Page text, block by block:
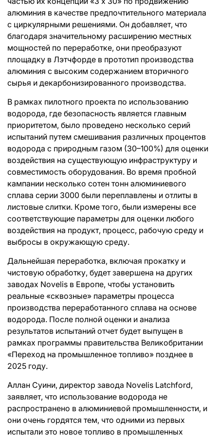
алюминия в качестве предпочтительного материала
с циркулярными решениями. Он добавляет, что
благодаря значительному расширению местных
мощностей по переработке, они преобразуют
площадку в Лэтчфорде в прототип производства
алюминия с высоким содержанием вторичного
сырья и декарбонизированного производства.
В рамках пилотного проекта по использованию
водорода, где безопасность является главным
приоритетом, было проведено несколько серий
испытаний путем смешивания различных процентов
водорода с природным газом (30–100%) для оценки
воздействия на существующую инфраструктуру и
совместимость оборудования. Во время пробной
кампании несколько сотен тонн алюминиевого
сплава серии 3000 были переплавлены и отлиты в
листовые слитки. Кроме того, были измерены все
соответствующие параметры для оценки любого
воздействия на продукт, процесс, рабочую среду и
выбросы в окружающую среду.
Дальнейшая переработка, включая прокатку и
чистовую обработку, будет завершена на других
заводах Novelis в Европе, чтобы установить
реальные «сквозные» параметры процесса
производства переработанного сплава на основе
водорода. После полной оценки и анализа
результатов испытаний отчет будет выпущен в
рамках программы правительства Великобритании
«Переход на промышленное топливо» позднее в
2025 году.
Аллан Суини, директор завода Novelis Latchford,
заявляет, что использование водорода не
распространено в алюминиевой промышленности, и
они очень гордятся тем, что одними из первых
испытали это новое топливо в промышленных